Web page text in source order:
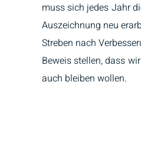
muss sich jedes Jahr
Auszeichnung neu
Streben nach
Beweis stellen, dass
auch bleiben wollen.